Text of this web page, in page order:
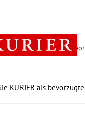
PolitikWirtschaft
KURIER als